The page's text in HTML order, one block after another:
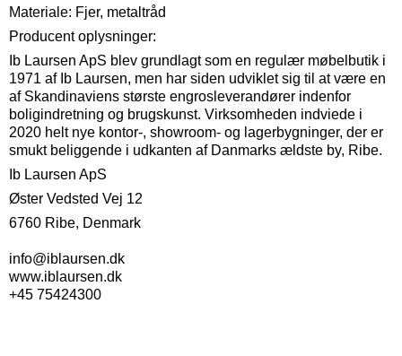
Materiale: Fjer, metaltråd
Producent oplysninger:
Ib Laursen ApS blev grundlagt som en regulær møbelbutik i
1971 af Ib Laursen, men har siden udviklet sig til at være en
af ​​Skandinaviens største engrosleverandører indenfor
boligindretning og brugskunst. Virksomheden indviede i
2020 helt nye kontor-, showroom- og lagerbygninger, der er
smukt beliggende i udkanten af ​​Danmarks ældste by, Ribe.
Ib Laursen ApS
Øster Vedsted Vej 12
6760 Ribe, Denmark
info@iblaursen.dk
www.iblaursen.dk
+45 75424300